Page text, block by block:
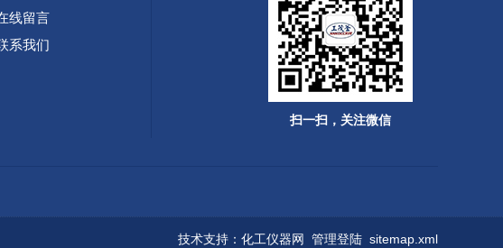
线留言
系我们
扫一扫，关注微信
技术支持： 化工仪器网 管理登陆 sitemap.xml